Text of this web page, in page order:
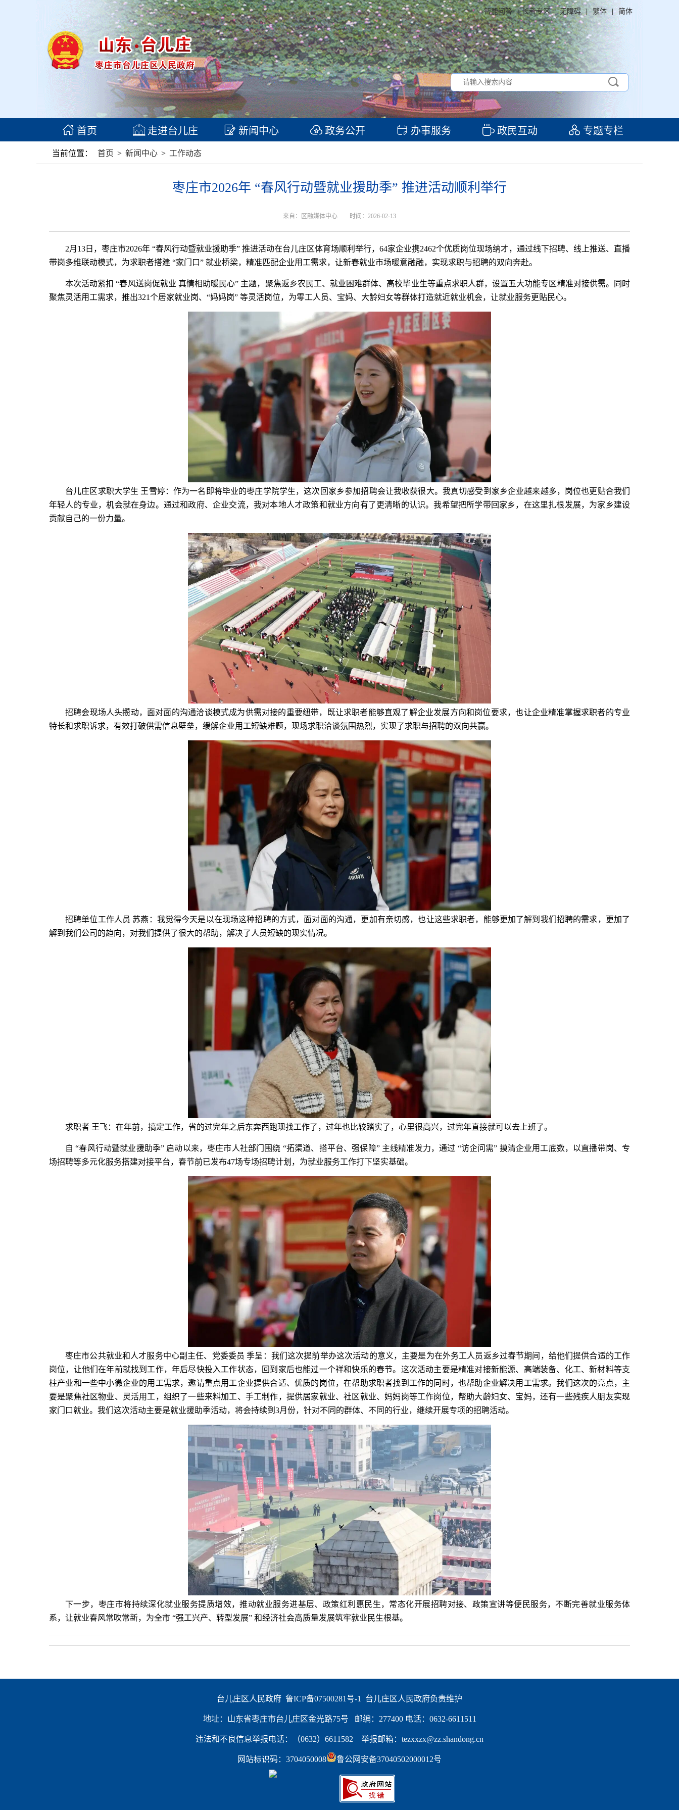
智能问答 | 长者专区 | 无障碍 | 繁体 简体
首页 走进台儿庄 新闻中心 政务公开 办事服务 政民互动 专题专栏
当前位置： 首页 > 新闻中心 > 工作动态
枣庄市2026年 “春风行动暨就业援助季” 推进活动顺利举行
来自：区融媒体中心 时间：2026-02-13
2月13日，枣庄市2026年 “春风行动暨就业援助季” 推进活动在台儿庄区体育场顺利举行，64家企业携2462个优质岗位现场纳才，通过线下招聘、线上推送、直播
带岗多维联动模式，为求职者搭建 “家门口” 就业桥梁，精准匹配企业用工需求，让新春就业市场暖意融融，实现求职与招聘的双向奔赴。
本次活动紧扣 “春风送岗促就业 真情相助暖民心” 主题，聚焦返乡农民工、就业困难群体、高校毕业生等重点求职人群，设置五大功能专区精准对接供需。同时
聚焦灵活用工需求，推出321个居家就业岗、“妈妈岗” 等灵活岗位，为零工人员、宝妈、大龄妇女等群体打造就近就业机会，让就业服务更贴民心。
台儿庄区求职大学生 王雪婷：作为一名即将毕业的枣庄学院学生，这次回家乡参加招聘会让我收获很大。我真切感受到家乡企业越来越多，岗位也更贴合我们
年轻人的专业，机会就在身边。通过和政府、企业交流，我对本地人才政策和就业方向有了更清晰的认识。我希望把所学带回家乡，在这里扎根发展，为家乡建设
贡献自己的一份力量。
招聘会现场人头攒动，面对面的沟通洽谈模式成为供需对接的重要纽带，既让求职者能够直观了解企业发展方向和岗位要求，也让企业精准掌握求职者的专业
特长和求职诉求，有效打破供需信息壁垒，缓解企业用工短缺难题，现场求职洽谈氛围热烈，实现了求职与招聘的双向共赢。
招聘单位工作人员 苏燕：我觉得今天是以在现场这种招聘的方式，面对面的沟通，更加有亲切感，也让这些求职者，能够更加了解到我们招聘的需求，更加了
解到我们公司的趋向，对我们提供了很大的帮助，解决了人员短缺的现实情况。
求职者 王飞：在年前，搞定工作，省的过完年之后东奔西跑现找工作了，过年也比较踏实了，心里很高兴，过完年直接就可以去上班了。
自 “春风行动暨就业援助季” 启动以来，枣庄市人社部门围绕 “拓渠道、搭平台、强保障” 主线精准发力，通过 “访企问需” 摸清企业用工底数，以直播带岗、专
场招聘等多元化服务搭建对接平台，春节前已发布47场专场招聘计划，为就业服务工作打下坚实基础。
枣庄市公共就业和人才服务中心副主任、党委委员 季呈：我们这次提前举办这次活动的意义，主要是为在外务工人员返乡过春节期间，给他们提供合适的工作
岗位，让他们在年前就找到工作，年后尽快投入工作状态，回到家后也能过一个祥和快乐的春节。这次活动主要是精准对接新能源、高端装备、化工、新材料等支
柱产业和一些中小微企业的用工需求，邀请重点用工企业提供合适、优质的岗位，在帮助求职者找到工作的同时，也帮助企业解决用工需求。我们这次的亮点，主
要是聚焦社区物业、灵活用工，组织了一些来料加工、手工制作，提供居家就业、社区就业、妈妈岗等工作岗位，帮助大龄妇女、宝妈，还有一些残疾人朋友实现
家门口就业。我们这次活动主要是就业援助季活动，将会持续到3月份，针对不同的群体、不同的行业，继续开展专项的招聘活动。
下一步，枣庄市将持续深化就业服务提质增效，推动就业服务进基层、政策红利惠民生，常态化开展招聘对接、政策宣讲等便民服务，不断完善就业服务体
系，让就业春风常吹常新，为全市 “强工兴产、转型发展” 和经济社会高质量发展筑牢就业民生根基。
台儿庄区人民政府 鲁ICP备07500281号-1
  台儿庄区人民政府负责维护
地址：山东省枣庄市台儿庄区金光路75号   邮编：277400 电话：0632-6611511
违法和不良信息举报电话：（0632）6611582    举报邮箱：tezxxzx@zz.shandong.cn
网站标识码：3704050008 鲁公网安备37040502000012号